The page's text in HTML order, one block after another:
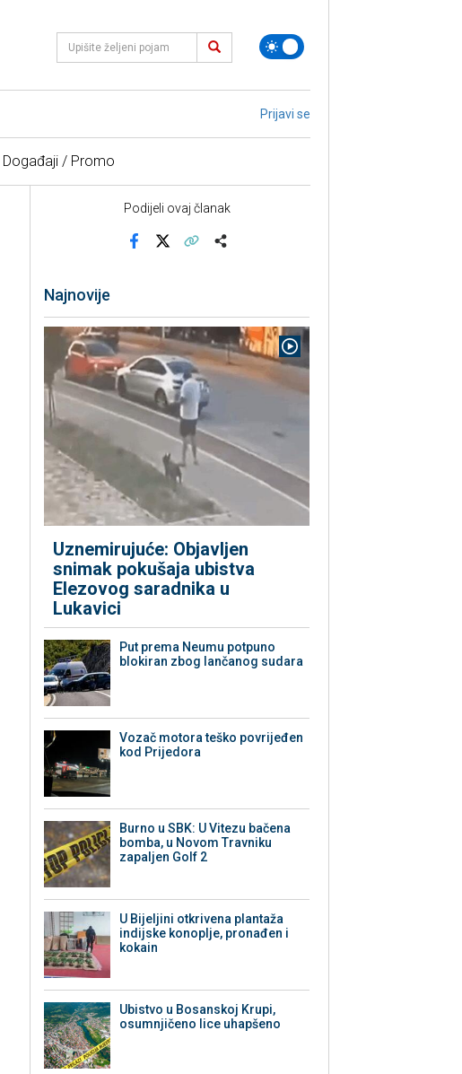
Prijavi se
Događaji / Promo
Podijeli ovaj članak
Najnovije
Uznemirujuće: Objavljen
snimak pokušaja ubistva
Elezovog saradnika u
Lukavici
Put prema Neumu potpuno
blokiran zbog lančanog sudara
Vozač motora teško povrijeđen
kod Prijedora
Burno u SBK: U Vitezu bačena
bomba, u Novom Travniku
zapaljen Golf 2
​U Bijeljini otkrivena plantaža
indijske konoplje, pronađen i
kokain
Ubistvo u Bosanskoj Krupi,
osumnjičeno lice uhapšeno